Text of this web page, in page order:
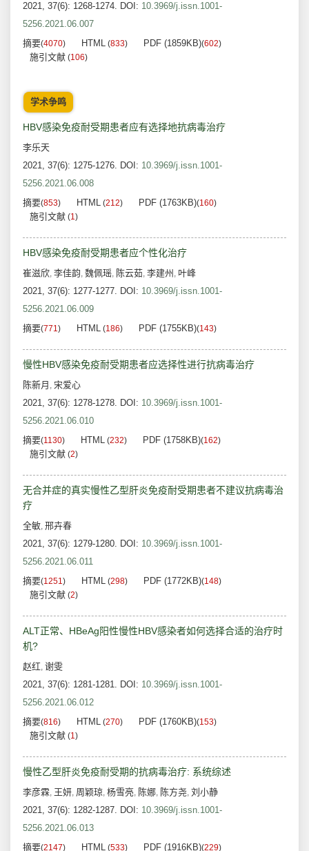
2021, 37(6): 1268-1274. DOI: 10.3969/j.issn.1001-
5256.2021.06.007
摘要(4070) HTML (833) PDF (1859KB)(602)
施引文献 (106)
学术争鸣
HBV感染免疫耐受期患者应有选择地抗病毒治疗
李乐天
2021, 37(6): 1275-1276. DOI: 10.3969/j.issn.1001-
5256.2021.06.008
摘要(853) HTML (212) PDF (1763KB)(160)
施引文献 (1)
HBV感染免疫耐受期患者应个性化治疗
崔滋欣, 李佳韵, 魏佩瑶, 陈云茹, 李建州 , 叶峰
2021, 37(6): 1277-1277. DOI: 10.3969/j.issn.1001-
5256.2021.06.009
摘要(771) HTML (186) PDF (1755KB)(143)
慢性HBV感染免疫耐受期患者应选择性进行抗病毒治疗
陈新月 , 宋爱心
2021, 37(6): 1278-1278. DOI: 10.3969/j.issn.1001-
5256.2021.06.010
摘要(1130) HTML (232) PDF (1758KB)(162)
施引文献 (2)
无合并症的真实慢性乙型肝炎免疫耐受期患者不建议抗病毒治
疗
全敏, 邢卉春
2021, 37(6): 1279-1280. DOI: 10.3969/j.issn.1001-
5256.2021.06.011
摘要(1251) HTML (298) PDF (1772KB)(148)
施引文献 (2)
ALT正常、HBeAg阳性慢性HBV感染者如何选择合适的治疗时
机?
赵红, 谢雯
2021, 37(6): 1281-1281. DOI: 10.3969/j.issn.1001-
5256.2021.06.012
摘要(816) HTML (270) PDF (1760KB)(153)
施引文献 (1)
慢性乙型肝炎免疫耐受期的抗病毒治疗: 系统综述
李彦霖, 王妍, 周颖琼, 杨雪亮, 陈娜, 陈方尧, 刘小静
2021, 37(6): 1282-1287. DOI: 10.3969/j.issn.1001-
5256.2021.06.013
摘要(2147) HTML (533) PDF (1916KB)(229)